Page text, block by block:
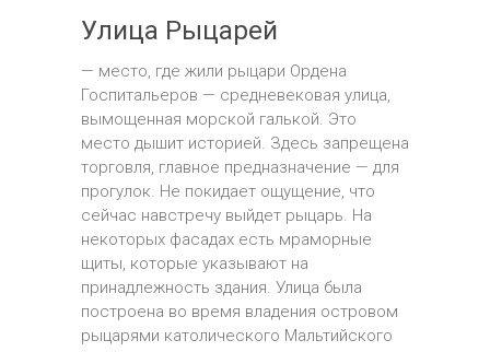
Улица Рыцарей
— место, где жили рыцари Ордена
Госпитальеров — средневековая улица,
вымощенная морской галькой. Это
место дышит историей. Здесь запрещена
торговля, главное предназначение — для
прогулок. Не покидает ощущение, что
сейчас навстречу выйдет рыцарь. На
некоторых фасадах есть мраморные
щиты, которые указывают на
принадлежность здания. Улица была
построена во время владения островом
рыцарями католического Мальтийского